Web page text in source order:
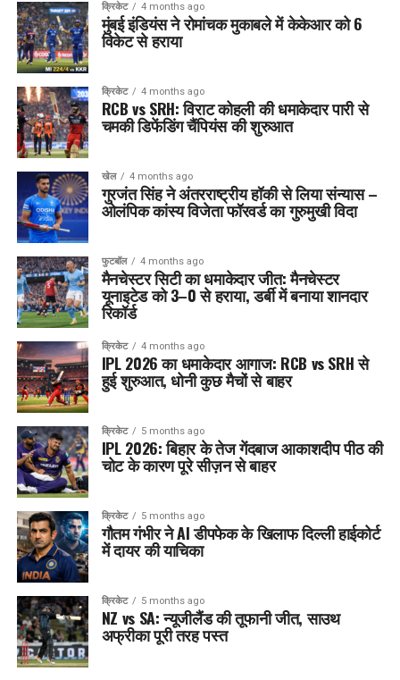
क्रिकेट 4 months ago
मुंबई इंडियंस ने रोमांचक मुकाबले में केकेआर को 6
विकेट से हराया
क्रिकेट 4 months ago
RCB vs SRH: विराट कोहली की धमाकेदार पारी से
चमकी डिफेंडिंग चैंपियंस की शुरुआत
खेल 4 months ago
गुरजंत सिंह ने अंतरराष्ट्रीय हॉकी से लिया संन्यास –
ओलंपिक कांस्य विजेता फॉरवर्ड का गुरुमुखी विदा
फुटबॉल 4 months ago
मैनचेस्टर सिटी का धमाकेदार जीत: मैनचेस्टर
यूनाइटेड को 3–0 से हराया, डर्बी में बनाया शानदार
रिकॉर्ड
क्रिकेट 4 months ago
IPL 2026 का धमाकेदार आगाज: RCB vs SRH से
हुई शुरुआत, धोनी कुछ मैचों से बाहर
क्रिकेट 5 months ago
IPL 2026: बिहार के तेज गेंदबाज आकाशदीप पीठ की
चोट के कारण पूरे सीज़न से बाहर
क्रिकेट 5 months ago
गौतम गंभीर ने AI डीपफेक के खिलाफ दिल्ली हाईकोर्ट
में दायर की याचिका
क्रिकेट 5 months ago
NZ vs SA: न्यूजीलैंड की तूफानी जीत, साउथ
अफ्रीका पूरी तरह पस्त